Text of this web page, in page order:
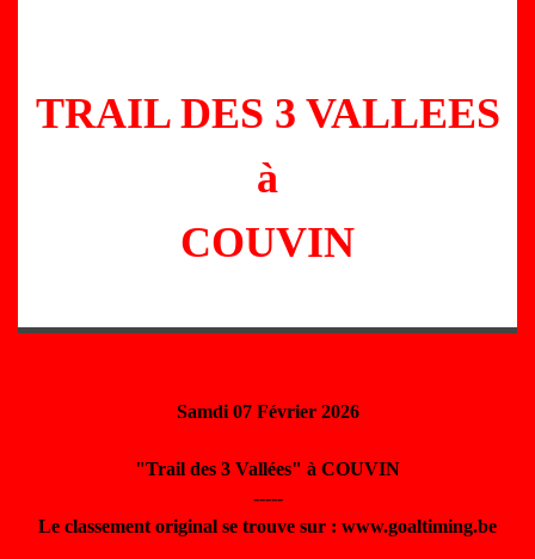
TRAIL DES 3 VALLEES
à
COUVIN
Samdi 07 Février 2026
"Trail des 3 Vallées" à COUVIN
-----
Le classement original se trouve sur : www.goaltiming.be